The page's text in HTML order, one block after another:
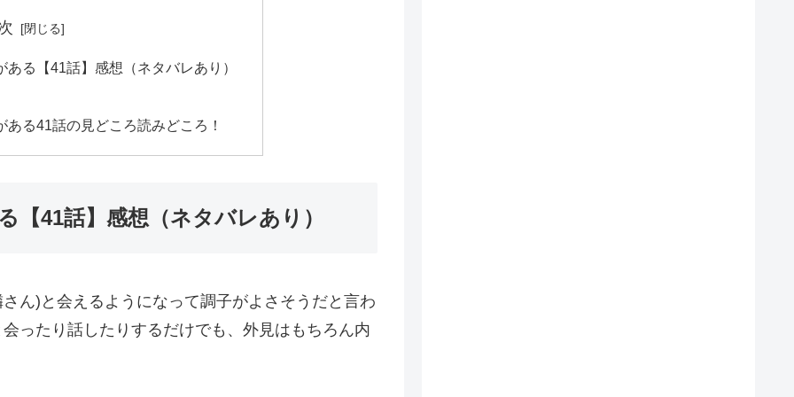
る【41話】感想（ネタバレあり）
る41話の見どころ読みどころ！
41話】感想（ネタバレあり）
ん)と会えるようになって調子がよさそうだと言わ
ったり話したりするだけでも、外見はもちろん内